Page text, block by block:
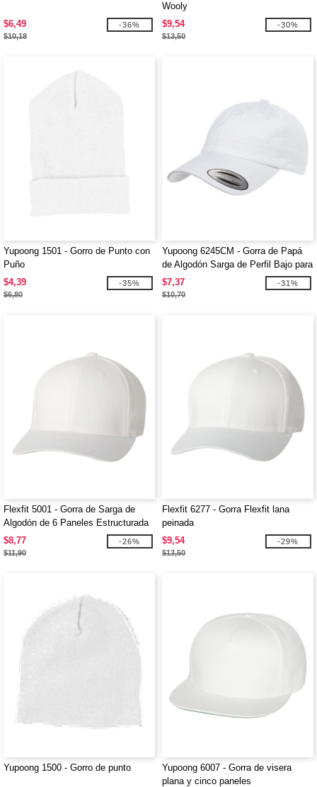
$6,49
$10,18
-36%
Wooly
$9,54
$13,50
-30%
Yupoong 1501 - Gorro de Punto con
Puño
$4,39
$6,80
-35%
Yupoong 6245CM - Gorra de Papá
de Algodón Sarga de Perfil Bajo para
Adultos
$7,37
$10,70
-31%
Flexfit 5001 - Gorra de Sarga de
Algodón de 6 Paneles Estructurada
de Perfil Medio
$8,77
$11,90
-26%
Flexfit 6277 - Gorra Flexfit lana
peinada
$9,54
$13,50
-29%
Yupoong 1500 - Gorro de punto
Yupoong 6007 - Gorra de visera
plana y cinco paneles